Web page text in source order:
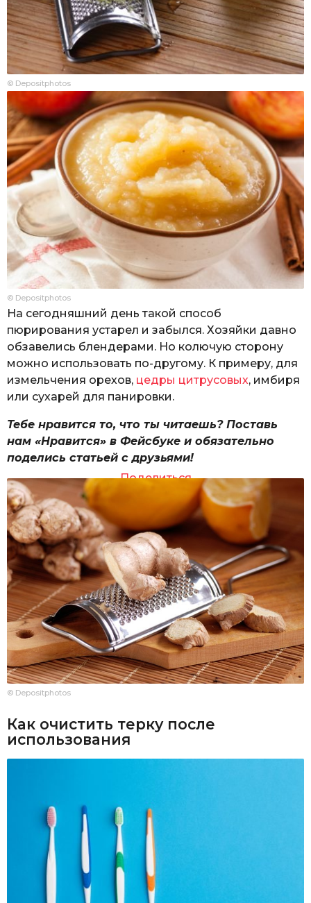
© Depositphotos
© Depositphotos
На сегодняшний день такой способ
пюрирования устарел и забылся. Хозяйки давно
обзавелись блендерами. Но колючую сторону
можно использовать по-другому. К примеру, для
измельчения орехов, цедры цитрусовых, имбиря
или сухарей для панировки.
Тебе нравится то, что ты читаешь? Поставь
нам «Нравится» в Фейсбуке и обязательно
поделись статьей с друзьями!
Поделиться
© Depositphotos
Как очистить терку после
использования